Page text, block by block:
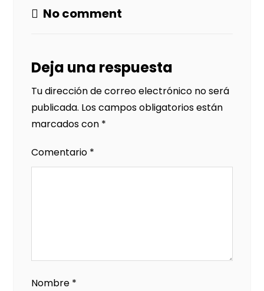
No comment
Deja una respuesta
Tu dirección de correo electrónico no será
publicada. Los campos obligatorios están
marcados con *
Comentario *
Nombre *